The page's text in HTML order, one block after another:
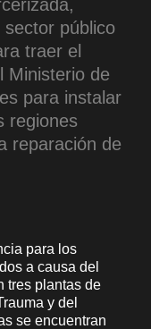
público
traer el
Ministerio de
para instalar
regiones
reparación de
para los
a causa del
tres plantas de
y del
se encuentran